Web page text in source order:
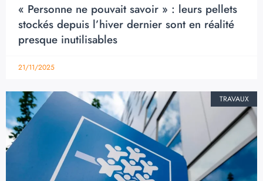
« Personne ne pouvait savoir » : leurs pellets
stockés depuis l’hiver dernier sont en réalité
presque inutilisables
21/11/2025
TRAVAUX